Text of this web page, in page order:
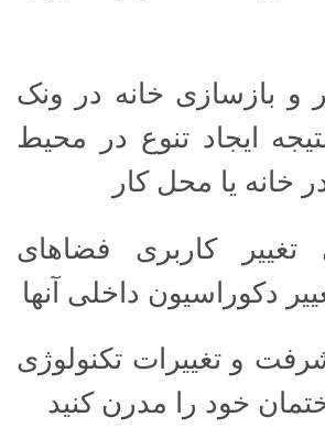
و بازسازی خانه در ونک
ایجاد تنوع در محیط
خانه یا محل کار
تغییر کاربری فضاهای
دکوراسیون داخلی آنها
و تغییرات تکنولوژی
خود را مدرن کنید